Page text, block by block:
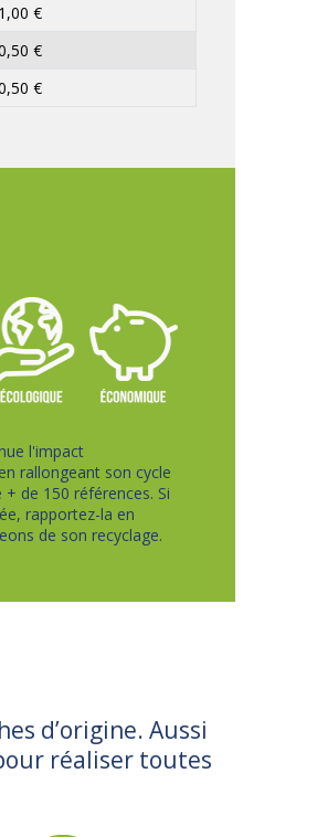
1,00 €
€
€
l'impact
rallongeant son cycle
de 150 références. Si
rapportez-la en
de son recyclage.
d’origine. Aussi
réaliser toutes